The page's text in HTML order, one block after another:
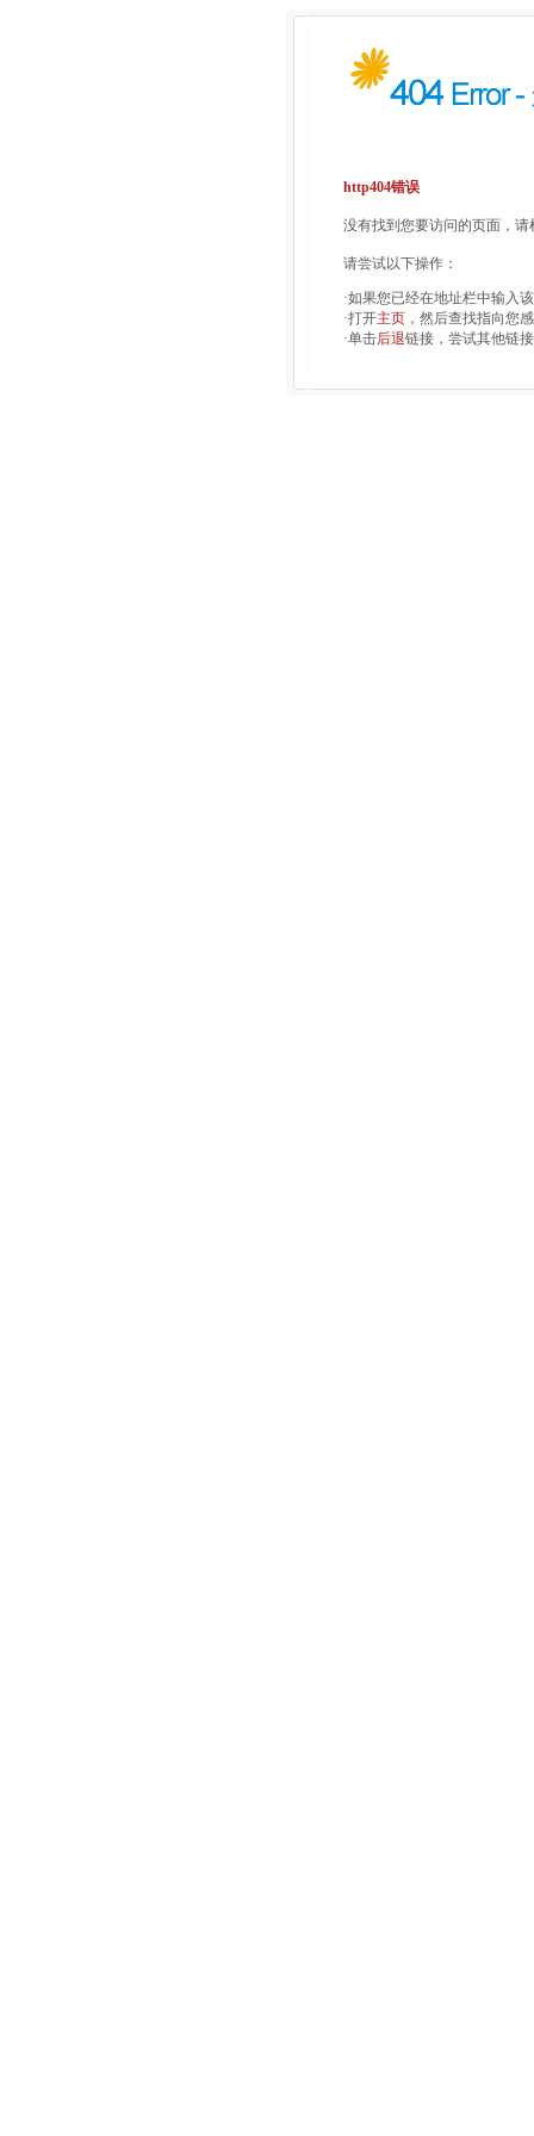
http404错误
没有找到您要访问的页面，
请尝试以下操作：
·如果您已经在地址栏中输入
·打开主页 ，然后查找指向您
·单击后退链接，尝试其他链